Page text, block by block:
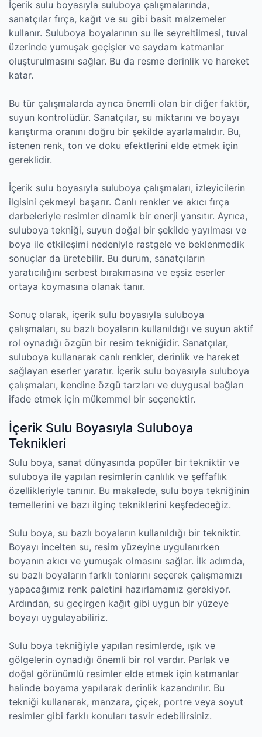
İçerik sulu boyasıyla suluboya çalışmalarında,
sanatçılar fırça, kağıt ve su gibi basit malzemeler
kullanır. Suluboya boyalarının su ile seyreltilmesi, tuval
üzerinde yumuşak geçişler ve saydam katmanlar
oluşturulmasını sağlar. Bu da resme derinlik ve hareket
katar.
Bu tür çalışmalarda ayrıca önemli olan bir diğer faktör,
suyun kontrolüdür. Sanatçılar, su miktarını ve boyayı
karıştırma oranını doğru bir şekilde ayarlamalıdır. Bu,
istenen renk, ton ve doku efektlerini elde etmek için
gereklidir.
İçerik sulu boyasıyla suluboya çalışmaları, izleyicilerin
ilgisini çekmeyi başarır. Canlı renkler ve akıcı fırça
darbeleriyle resimler dinamik bir enerji yansıtır. Ayrıca,
suluboya tekniği, suyun doğal bir şekilde yayılması ve
boya ile etkileşimi nedeniyle rastgele ve beklenmedik
sonuçlar da üretebilir. Bu durum, sanatçıların
yaratıcılığını serbest bırakmasına ve eşsiz eserler
ortaya koymasına olanak tanır.
Sonuç olarak, içerik sulu boyasıyla suluboya
çalışmaları, su bazlı boyaların kullanıldığı ve suyun aktif
rol oynadığı özgün bir resim tekniğidir. Sanatçılar,
suluboya kullanarak canlı renkler, derinlik ve hareket
sağlayan eserler yaratır. İçerik sulu boyasıyla suluboya
çalışmaları, kendine özgü tarzları ve duygusal bağları
ifade etmek için mükemmel bir seçenektir.
İçerik Sulu Boyasıyla Suluboya
Teknikleri
Sulu boya, sanat dünyasında popüler bir tekniktir ve
suluboya ile yapılan resimlerin canlılık ve şeffaflık
özellikleriyle tanınır. Bu makalede, sulu boya tekniğinin
temellerini ve bazı ilginç tekniklerini keşfedeceğiz.
Sulu boya, su bazlı boyaların kullanıldığı bir tekniktir.
Boyayı incelten su, resim yüzeyine uygulanırken
boyanın akıcı ve yumuşak olmasını sağlar. İlk adımda,
su bazlı boyaların farklı tonlarını seçerek çalışmamızı
yapacağımız renk paletini hazırlamamız gerekiyor.
Ardından, su geçirgen kağıt gibi uygun bir yüzeye
boyayı uygulayabiliriz.
Sulu boya tekniğiyle yapılan resimlerde, ışık ve
gölgelerin oynadığı önemli bir rol vardır. Parlak ve
doğal görünümlü resimler elde etmek için katmanlar
halinde boyama yapılarak derinlik kazandırılır. Bu
tekniği kullanarak, manzara, çiçek, portre veya soyut
resimler gibi farklı konuları tasvir edebilirsiniz.